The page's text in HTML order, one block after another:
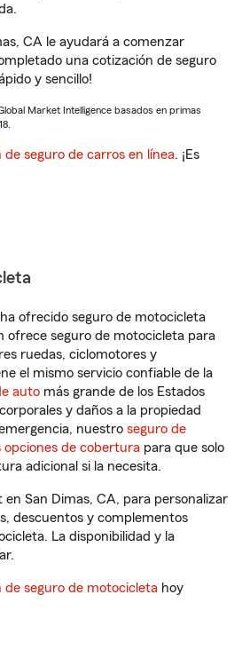
CA le ayudará a comenzar
una cotización de seguro
y sencillo!
Market Intelligence basados en primas
de seguro de carros en línea. ¡Es
ofrecido seguro de motocicleta
ofrece seguro de motocicleta para
ruedas, ciclomotores y
el mismo servicio confiable de la
auto más grande de los Estados
y daños a la propiedad
nuestro seguro de
opciones de cobertura para que solo
adicional si la necesita.
San Dimas, CA, para personalizar
descuentos y complementos
La disponibilidad y la
de seguro de motocicleta hoy